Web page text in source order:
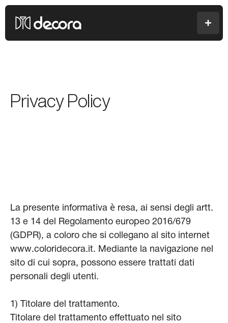
Colori Decora
Privacy Policy
La presente informativa è resa, ai sensi degli artt.
13 e 14 del Regolamento europeo 2016/679
(GDPR), a coloro che si collegano al sito internet
www.coloridecora.it. Mediante la navigazione nel
sito di cui sopra, possono essere trattati dati
personali degli utenti.
1) Titolare del trattamento.
Titolare del trattamento effettuato nel sito